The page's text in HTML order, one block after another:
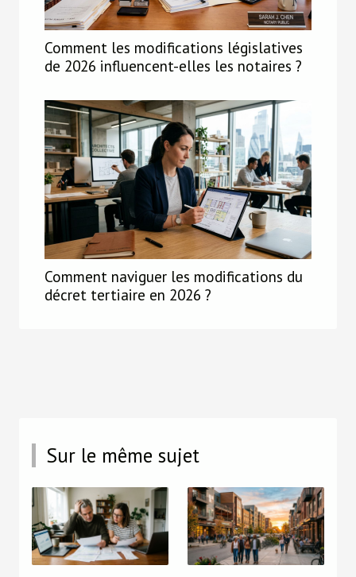
Comment les modifications législatives
de 2026 influencent-elles les notaires ?
Comment naviguer les modifications du
décret tertiaire en 2026 ?
Sur le même sujet